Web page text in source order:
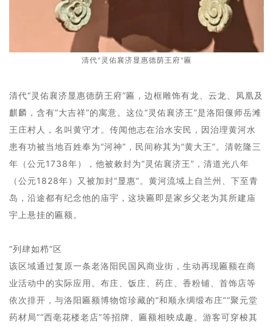
清代“灵佑襄济显惠德荫王府”匾
清代“灵佑襄济显惠德荫王府”匾，边框雕饰有龙、云龙、凤凰及
麒麟，含有“大吉祥”的寓意。这位“灵佑襄济王”是洛阳偃师岳滩
王庄村人，名叫黄守才。传闻他志在治水安民，因治理黄河水
患有功被当地百姓奉为“河神”，民间称其为“黄大王”。清乾隆三
年（公元1738年），他被敕封为“灵佑襄济王”，清道光八年
（公元1828年）又被加封“显惠”。黄河流域上自兰州、下至青
岛，沿途都有纪念他的庙宇，这块匾即是家乡父老为其所建庙
宇上悬挂的匾额。
“列肆如栉”区
该区域通过复原一条老洛阳民国风商业街，生动再现匾额在商
业活动中的实际应用。布庄、饭庄、药庄、香粉铺、首饰店等
依次排开，与洛阳匾额博物馆珍藏的“和顺永绸缎布庄”“聚元堂
药材局”“西亳花楼老店”等招牌、匾额相映成趣。游客可穿梭其